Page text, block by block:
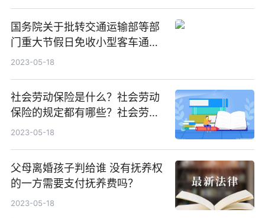
国务院关于批转交通运输部等部
门重大节假日免收小型客车通行
费实施方案的通知 免费通行的车
2023-05-18
社会劳动保险是什么？社会劳动
保险的规定都有哪些？社会劳动
保险缴纳标准是什么？
2023-05-18
父母离婚孩子判给谁 没有抚养权
的一方需要支付抚养费吗？
2023-05-18